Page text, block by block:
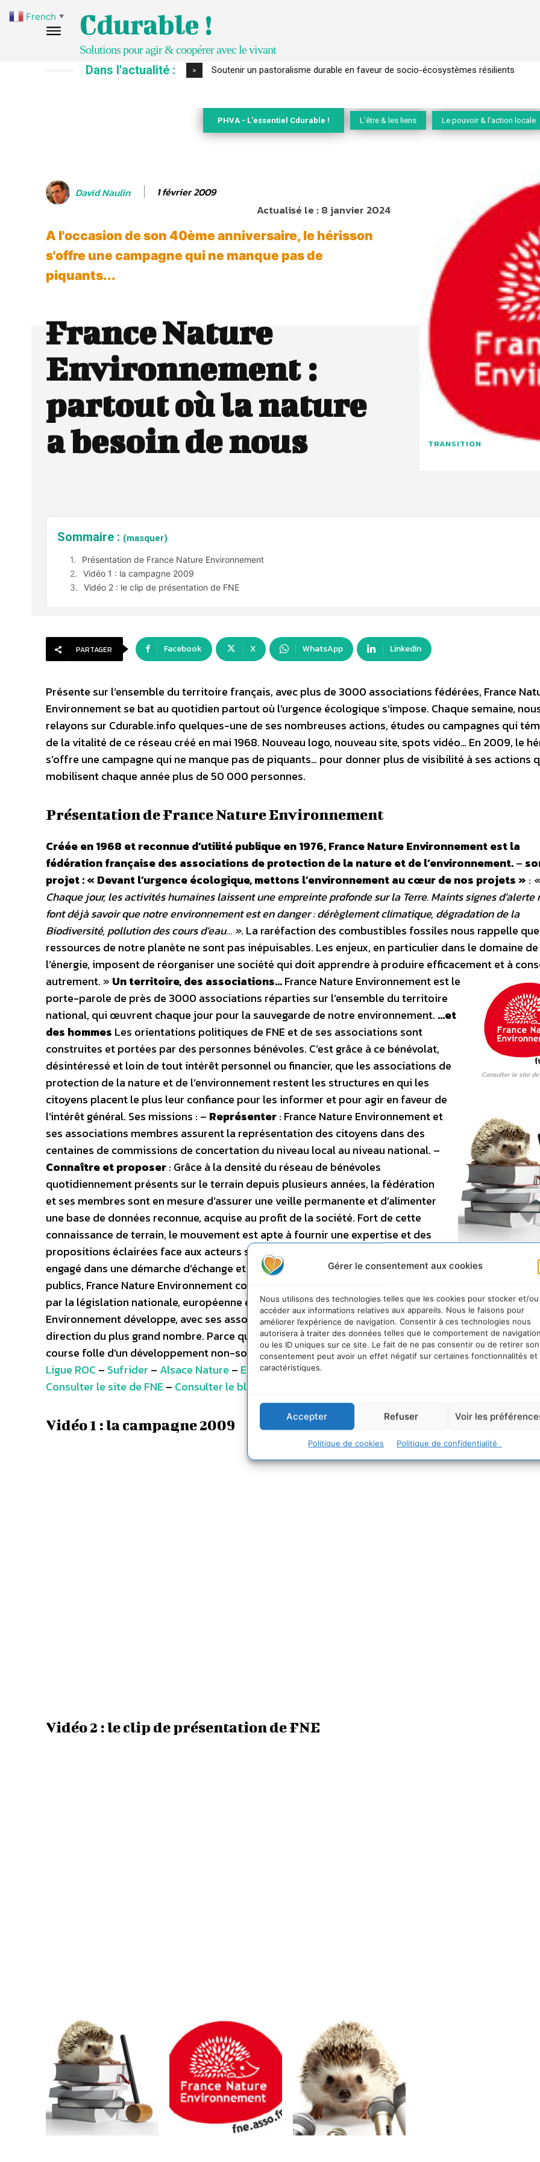
Gérer le consentement aux cookies
Nous utilisons des technologies telles que les cookies pour stocker et/ou
accéder aux informations relatives aux appareils. Nous le faisons pour
améliorer l’expérience de navigation. Consentir à ces technologies nous
autorisera à traiter des données telles que le comportement de navigation
ou les ID uniques sur ce site. Le fait de ne pas consentir ou de retirer son
consentement peut avoir un effet négatif sur certaines fonctionnalités et
caractéristiques.
Accepter Refuser Voir les
Politique de cookies Politique de confidentialité
Cdurable !
Solutions pour agir & coopérer avec le vivant
Dans l'actualité : > S’inspirer de l’arbre pour un modèle économique régénératif du vivant …
PHVA - L'essentiel Cdurable ! L'être & les liens Le pouvoir & l'action locale
David Naulin 1 février 2009
Actualisé le :8 janvier 2024
A l'occasion de son 40ème anniversaire, le hérisson
s'offre une campagne qui ne manque pas de
piquants...
France Nature
Environnement :
partout où la nature
a besoin de nous
TRANSITION
Sommaire : (masquer)
Présentation de France Nature Environnement
Vidéo 1 : la campagne 2009
Vidéo 2 : le clip de présentation de FNE
PARTAGER Facebook X WhatsApp Linkedin
Présente sur l’ensemble du territoire français, avec plus de 3000 associations fédérées, France
Environnement se bat au quotidien partout où l’urgence écologique s’impose. Chaque semaine,
relayons sur Cdurable.info quelques-une de ses nombreuses actions, études ou campagnes qui
de la vitalité de ce réseau créé en mai 1968. Nouveau logo, nouveau site, spots vidéo… En 2009, le
s’offre une campagne qui ne manque pas de piquants… pour donner plus de visibilité à ses actions
mobilisent chaque année plus de 50 000 personnes.
Présentation de France Nature Environnement
Créée en 1968 et reconnue d’utilité publique en 1976, France Nature Environnement est la
fédération française des associations de protection de la nature et de l’environnement.–
projet : « Devant l’urgence écologique, mettons l’environnement au cœur de nos projets » : «
Chaque jour, les activités humaines laissent une empreinte profonde sur la Terre. Maints signes d’alerte
font déjà savoir que notre environnement est en danger : dérèglement climatique, dégradation de la
Biodiversité, pollution des cours d’eau… ». La raréfaction des combustibles fossiles nous rappelle
ressources de notre planète ne sont pas inépuisables. Les enjeux, en particulier dans le domaine de
l’énergie, imposent de réorganiser une société qui doit apprendre à produire efficacement et à
autrement. »
Consulter le site de
Un territoire, des associations…France Nature Environnement est le
porte-parole de près de 3000 associations réparties sur l’ensemble du territoire
national, qui œuvrent chaque jour pour la sauvegarde de notre environnement. …et
des hommes Les orientations politiques de FNE et de ses associations sont
construites et portées par des personnes bénévoles. C’est grâce à ce bénévolat,
désintéressé et loin de tout intérêt personnel ou financier, que les associations de
protection de la nature et de l’environnement restent les structures en qui les
citoyens placent le plus leur confiance pour les informer et pour agir en faveur de
l’intérêt général. Ses missions : – Représenter: France Nature Environnement et
ses associations membres assurent la représentation des citoyens dans des
centaines de commissions de concertation du niveau local au niveau national. –
Connaître et proposer: Grâce à la densité du réseau de bénévoles
quotidiennement présents sur le terrain depuis plusieurs années, la fédération
et ses membres sont en mesure d’assurer une veille permanente et d’alimenter
une base de données reconnue, acquise au profit de la société. Fort de cette
connaissance de terrain, le mouvement est apte à fournir une expertise et des
propositions éclairées face aux acteurs socio-économiques. Résolument
engagé dans une démarche d’échange et de construction avec les pouvoirs
publics, France Nature Environnement conduit une action de lobbying visant une meilleure prise en
par la législation nationale, européenne et internationale. –Sensibiliser & informer: France Nature
Environnement développe, avec ses associations membres, une action de sensibilisation et
direction du plus grand nombre. Parce que seul l’engagement de tous les acteurs permettra
course folle d’un développement non-soutenable. Quelques sites des associations adhérentes : –
Ligue ROC – Sufrider – Alsace Nature – Eaux et Rivières de Bretagne
Consulter le site de FNE – Consulter le blog du hérisson
Vidéo 1 : la campagne 2009
Vidéo 2 : le clip de présentation de FNE
French ▼